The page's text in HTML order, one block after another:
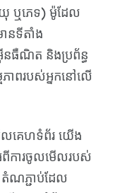
ឬភេទ) ម៉ូដែល
នទីតាំង
នធឺណិត និងប្រព័ន្ធ
ភាពរបស់អ្នកនៅលើ
គេហទំព័រ យើង
ពីការចូលមើលរបស់
តំណភ្ជាប់ដែល